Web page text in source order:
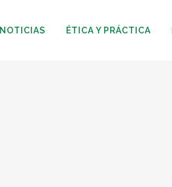
NOTICIAS ÉTICA Y PRÁCTICA